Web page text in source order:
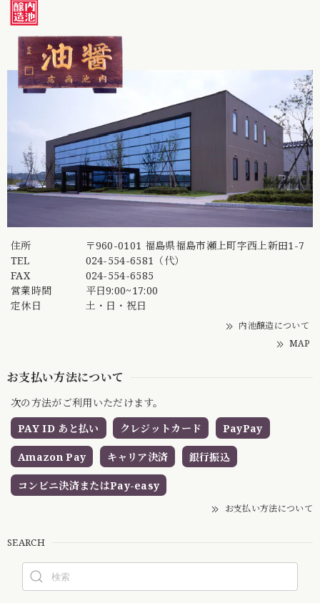
住所
〒960-0101 福島県福島市瀬上町字西上新田1-7
TEL
024-554-6581（代）
FAX
024-554-6585
営業時間
平日9:00~17:00
定休日
土・日・祝日
内池醸造について
MAP
お支払い方法について
次の方法がご利用いただけます。
PAY ID あと払い
クレジットカード PayPay
Amazon Pay キャリア決済 銀行振込
コンビニ決済またはPay-easy
お支払い方法について
SEARCH